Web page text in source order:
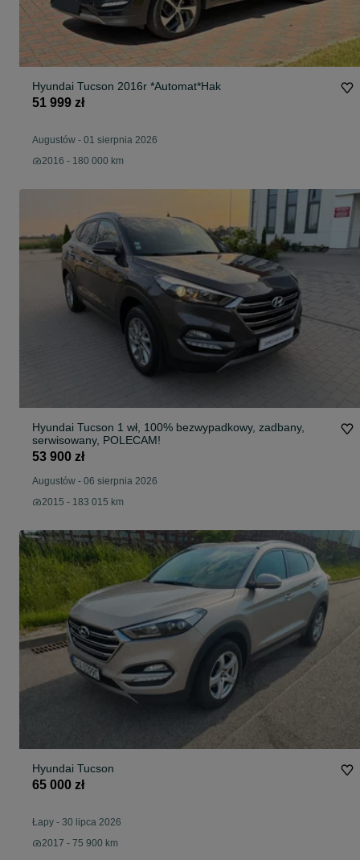
Hyundai Tucson 2016r *Automat*Hak
51 999 zł
Augustów - 01 sierpnia 2026
2016 - 180 000 km
Hyundai Tucson 1 wł, 100% bezwypadkowy, zadbany,
serwisowany, POLECAM!
53 900 zł
Augustów - 06 sierpnia 2026
2015 - 183 015 km
Hyundai Tucson
65 000 zł
Łapy - 30 lipca 2026
2017 - 75 900 km